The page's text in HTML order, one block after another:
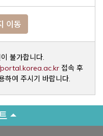
이동
불가합니다.
Opens a
접속 후
하여 주시기 바랍니다.